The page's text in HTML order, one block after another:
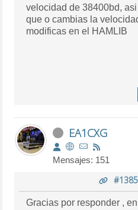
velocidad de 38400bd, asi
que o cambias la
modificas en el HAMLIB
EA1CXG
Mensajes: 151
Gracias por responder ,